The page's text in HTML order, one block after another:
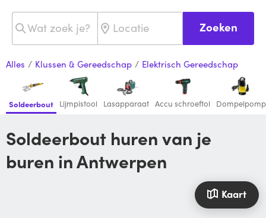
Zoeken
Alles / Klussen & Gereedschap / Elektrisch Gereedschap
Soldeerbout Lijmpistool Lasapparaat Accu schroeftol Dompelpomp
Soldeerbout huren van je
buren in Antwerpen
Kaart